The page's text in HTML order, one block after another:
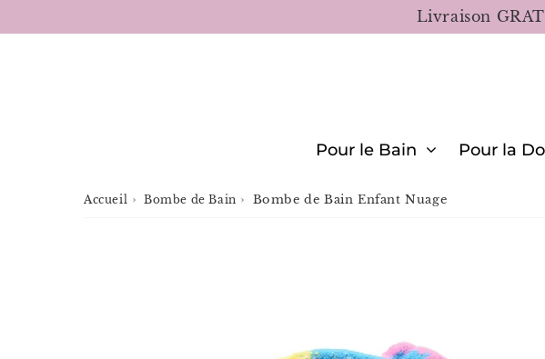
Livraison
Pour le Bain Pour la
Accueil › Bombe de Bain › Bombe de Bain Enfant Nuage